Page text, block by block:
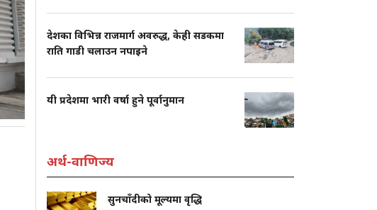
देशका विभिन्न राजमार्ग अवरुद्ध, केही सडकमा
राति गाडी चलाउन नपाइने
यी प्रदेशमा भारी वर्षा हुने पूर्वानुमान
अर्थ-वाणिज्य
सुनचाँदीको मूल्यमा वृद्धि